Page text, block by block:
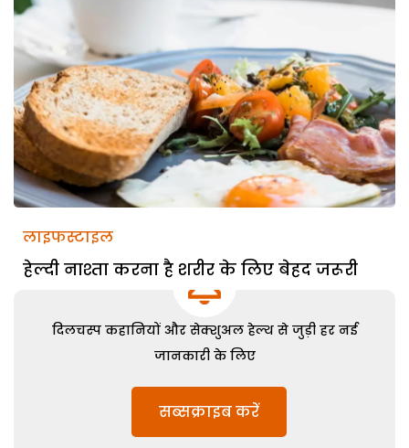
लाइफस्टाइल
हेल्दी नाश्ता करना है शरीर के लिए बेहद जरूरी
दिलचस्प कहानियों और सेक्शुअल हेल्थ से जुड़ी हर नई
जानकारी के लिए
सब्सक्राइब करें